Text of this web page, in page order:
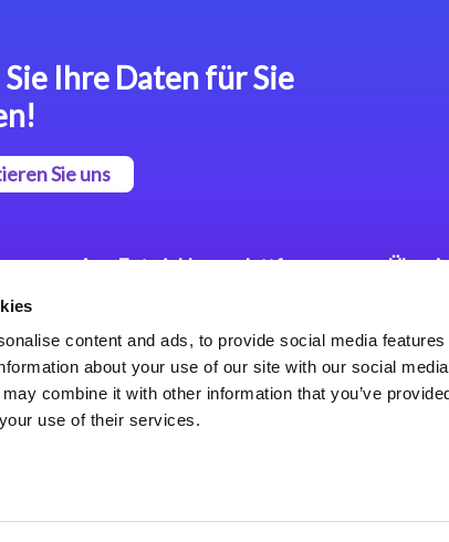
content and ads, to provide social media
about your use of our site with our social
combine it with other information that you’ve
use of their services.
Sie Ihre Daten für Sie
Sie uns
App Entwicklungsplattform
Plattform
Magic xpa Web Application
Framework
Über